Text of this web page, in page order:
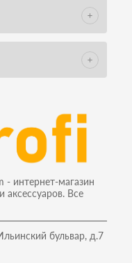
интернет-магазин
аксессуаров. Все
бульвар, д.7